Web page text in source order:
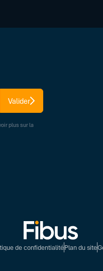
Valider
plus sur la
de confidentialitéPlan du site